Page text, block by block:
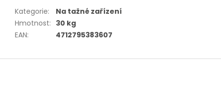
Kategorie:
Na tažné zařízení
Hmotnost: 30 kg
EAN: 4712795383607
Z